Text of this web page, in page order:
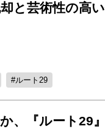
と芸術性の高
ルート29
、『ルート29